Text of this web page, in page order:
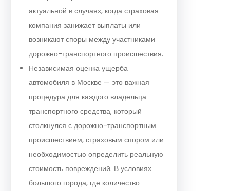
актуальной в случаях, когда страховая
компания занижает выплаты или
возникают споры между участниками
дорожно-транспортного происшествия.
Независимая оценка ущерба
автомобиля в Москве — это важная
процедура для каждого владельца
транспортного средства, который
столкнулся с дорожно-транспортным
происшествием, страховым спором или
необходимостью определить реальную
стоимость повреждений. В условиях
большого города, где количество